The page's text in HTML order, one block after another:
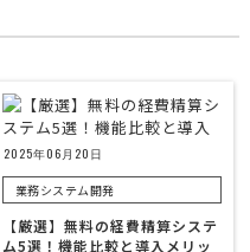
2025年06月20日
業務システム開発
【厳選】無料の経費精算システ
ム5選！機能比較と導入メリッ